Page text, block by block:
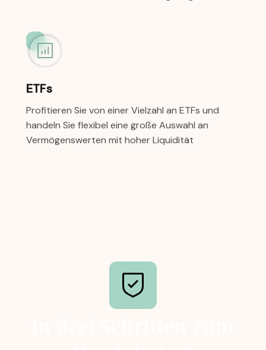
ETFs
Profitieren Sie von einer Vielzahl an ETFs und
handeln Sie flexibel eine große Auswahl an
Vermögenswerten mit hoher Liquidität